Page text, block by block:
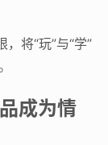
将“玩”与“学”
成为情